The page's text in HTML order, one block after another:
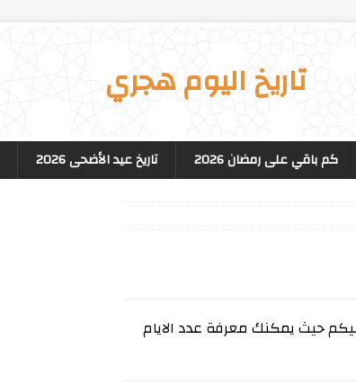
تاريخ اليوم هجري
كم باقي على رمضان 2026 تاريخ عيد الأضحى 2026
حيث يمكنك معرفة عدد الايام